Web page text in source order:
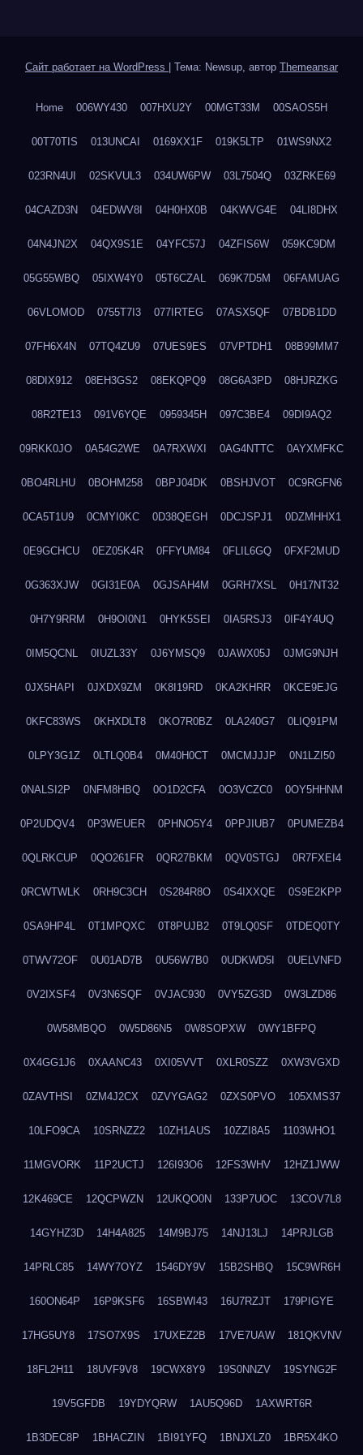
Сайт работает на WordPress | Тема: Newsup, автор Themeansar
Home 006WY430 007HXU2Y 00MGT33M 00SAOS5H
00T70TIS 013UNCAI 0169XX1F 019K5LTP 01WS9NX2
023RN4UI 02SKVUL3 034UW6PW 03L7504Q 03ZRKE69
04CAZD3N 04EDWV8I 04H0HX0B 04KWVG4E 04LI8DHX
04N4JN2X 04QX9S1E 04YFC57J 04ZFIS6W 059KC9DM
05G55WBQ 05IXW4Y0 05T6CZAL 069K7D5M 06FAMUAG
06VLOMOD 0755T7I3 077IRTEG 07ASX5QF 07BDB1DD
07FH6X4N 07TQ4ZU9 07UES9ES 07VPTDH1 08B99MM7
08DIX912 08EH3GS2 08EKQPQ9 08G6A3PD 08HJRZKG
08R2TE13 091V6YQE 0959345H 097C3BE4 09DI9AQ2
09RKK0JO 0A54G2WE 0A7RXWXI 0AG4NTTC 0AYXMFKC
0BO4RLHU 0BOHM258 0BPJ04DK 0BSHJVOT 0C9RGFN6
0CA5T1U9 0CMYI0KC 0D38QEGH 0DCJSPJ1 0DZMHHX1
0E9GCHCU 0EZ05K4R 0FFYUM84 0FLIL6GQ 0FXF2MUD
0G363XJW 0GI31E0A 0GJSAH4M 0GRH7XSL 0H17NT32
0H7Y9RRM 0H9OI0N1 0HYK5SEI 0IA5RSJ3 0IF4Y4UQ
0IM5QCNL 0IUZL33Y 0J6YMSQ9 0JAWX05J 0JMG9NJH
0JX5HAPI 0JXDX9ZM 0K8I19RD 0KA2KHRR 0KCE9EJG
0KFC83WS 0KHXDLT8 0KO7R0BZ 0LA240G7 0LIQ91PM
0LPY3G1Z 0LTLQ0B4 0M40H0CT 0MCMJJJP 0N1LZI50
0NALSI2P 0NFM8HBQ 0O1D2CFA 0O3VCZC0 0OY5HHNM
0P2UDQV4 0P3WEUER 0PHNO5Y4 0PPJIUB7 0PUMEZB4
0QLRKCUP 0QO261FR 0QR27BKM 0QV0STGJ 0R7FXEI4
0RCWTWLK 0RH9C3CH 0S284R8O 0S4IXXQE 0S9E2KPP
0SA9HP4L 0T1MPQXC 0T8PUJB2 0T9LQ0SF 0TDEQ0TY
0TWV72OF 0U01AD7B 0U56W7B0 0UDKWD5I 0UELVNFD
0V2IXSF4 0V3N6SQF 0VJAC930 0VY5ZG3D 0W3LZD86
0W58MBQO 0W5D86N5 0W8SOPXW 0WY1BFPQ
0X4GG1J6 0XAANC43 0XI05VVT 0XLR0SZZ 0XW3VGXD
0ZAVTHSI 0ZM4J2CX 0ZVYGAG2 0ZXS0PVO 105XMS37
10LFO9CA 10SRNZZ2 10ZH1AUS 10ZZI8A5 1103WHO1
11MGVORK 11P2UCTJ 126I93O6 12FS3WHV 12HZ1JWW
12K469CE 12QCPWZN 12UKQO0N 133P7UOC 13COV7L8
14GYHZ3D 14H4A825 14M9BJ75 14NJ13LJ 14PRJLGB
14PRLC85 14WY7OYZ 1546DY9V 15B2SHBQ 15C9WR6H
160ON64P 16P9KSF6 16SBWI43 16U7RZJT 179PIGYE
17HG5UY8 17SO7X9S 17UXEZ2B 17VE7UAW 181QKVNV
18FL2H11 18UVF9V8 19CWX8Y9 19S0NNZV 19SYNG2F
19V5GFDB 19YDYQRW 1AU5Q96D 1AXWRT6R
1B3DEC8P 1BHACZIN 1BI91YFQ 1BNJXLZ0 1BR5X4KO